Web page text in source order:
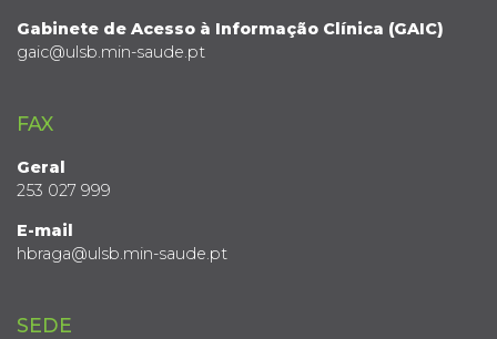
Gabinete de Acesso à Informação Clínica (GAIC)
gaic@ulsb.min-saude.pt
FAX
Geral
253 027 999
E-mail
hbraga@ulsb.min-saude.pt
SEDE